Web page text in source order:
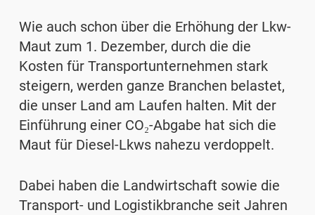
Wie auch schon über die Erhöhung der Lkw-
Maut zum 1. Dezember, durch die die
Kosten für Transportunternehmen stark
steigern, werden ganze Branchen belastet,
die unser Land am Laufen halten. Mit der
Einführung einer CO₂-Abgabe hat sich die
Maut für Diesel-Lkws nahezu verdoppelt.
Dabei haben die Landwirtschaft sowie die
Transport- und Logistikbranche seit Jahren